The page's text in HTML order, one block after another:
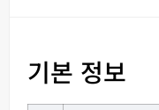
기본 정보